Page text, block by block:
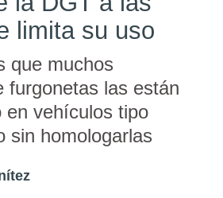
limita su uso
que muchos
furgonetas las están
en vehículos tipo
sin homologarlas